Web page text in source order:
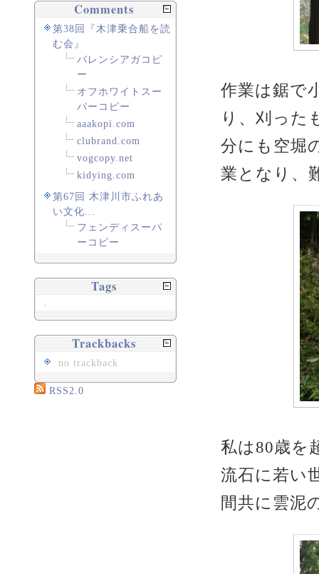
作業は鋸で
り、刈った
分にも空堀
業となり、
私は80歳を
流石に若い
間共に雲泥
Comments
第38回『木津乗合船を読
む会』
バレンシアガコピ
ー
オフホワイトスー
パーコピー
aaakopi.com
clubrand.com
vogcopy.net
kidying.com
第67回 木津川市ふれあ
い文化...
フェンディスーパ
ーコピー
Tags
Trackbacks
no trackback
RSS2.0